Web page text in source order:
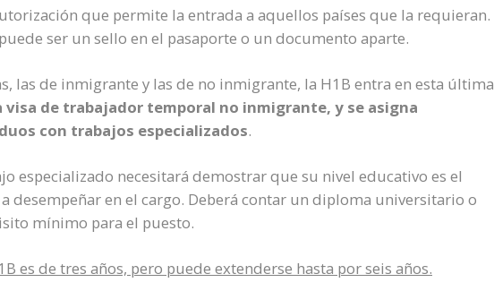
que permite la entrada a aquellos países que la requieran.
ser un sello en el pasaporte o un documento aparte.
las de inmigrante y las de no inmigrante, la H1B entra en esta última
visa de trabajador temporal no inmigrante, y se asigna
con trabajos especializados.
especializado necesitará demostrar que su nivel educativo es el
desempeñar en el cargo. Deberá contar un diploma universitario o
mínimo para el puesto.
es de tres años, pero puede extenderse hasta por seis años.